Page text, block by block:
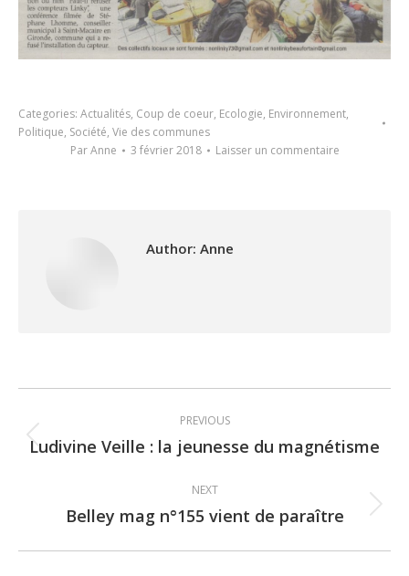
Categories: Actualités, Coup de coeur, Ecologie, Environnement,
Politique, Société, Vie des communes
ParAnne 3 février 2018 Laisser un commentaire
Author: Anne
navigation
PREVIOUS
Previous
Ludivine Veille : la jeunesse du magnétisme
NEXT
Next
Belley mag n°155 vient de paraître